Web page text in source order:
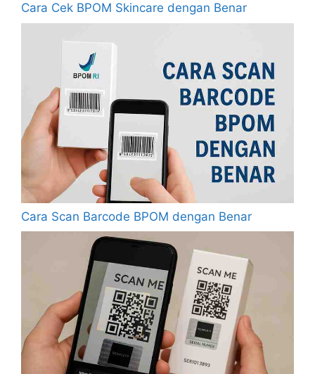
Cara Cek BPOM Skincare dengan Benar
Cara Scan Barcode BPOM dengan Benar